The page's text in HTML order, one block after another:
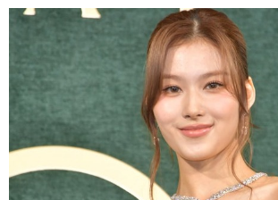
コメントポスト アリ／ナシ
リリース ショップ
登録・ログイン/マイルーム